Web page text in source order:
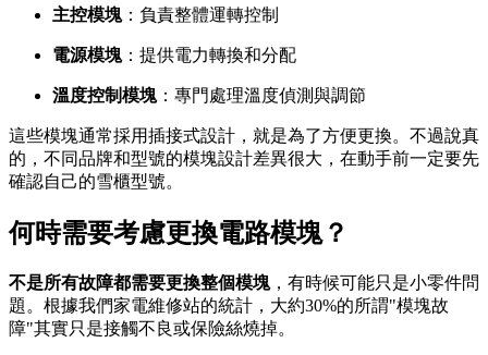
主控模塊 ：負責整體運轉控制
電源模塊 ：提供電力轉換和分配
溫度控制模塊 ：專門處理溫度偵測與調節
這些模塊通常採用插接式設計，就是為了方便更換。不過說真
的，不同品牌和型號的模塊設計差異很大，在動手前一定要先
確認自己的雪櫃型號。
何時需要考慮更換電路模塊？
不是所有故障都需要更換整個模塊 ，有時候可能只是小零件問
題。根據我們家電維修站的統計，大約30%的所謂"模塊故
障"其實只是接觸不良或保險絲燒掉。